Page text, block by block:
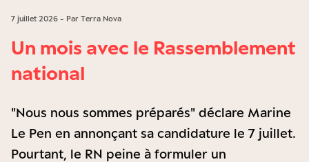
7 juillet 2026 - Par Terra Nova
Un mois avec le Rassemblement
national
"Nous nous sommes préparés" déclare Marine
Le Pen en annonçant sa candidature le 7 juillet.
Pourtant, le RN peine à formuler un